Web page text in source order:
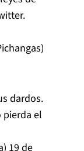
dardos.
pierda el
19 de